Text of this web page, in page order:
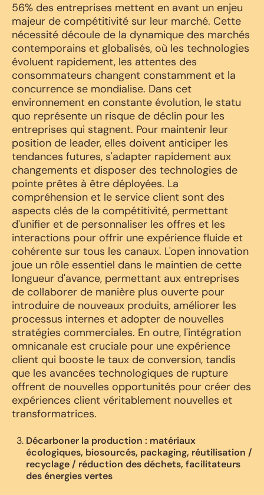
56% des entreprises mettent en avant un enjeu
majeur de compétitivité sur leur marché. Cette
nécessité découle de la dynamique des marchés
contemporains et globalisés, où les technologies
évoluent rapidement, les attentes des
consommateurs changent constamment et la
concurrence se mondialise. Dans cet
environnement en constante évolution, le statu
quo représente un risque de déclin pour les
entreprises qui stagnent. Pour maintenir leur
position de leader, elles doivent anticiper les
tendances futures, s'adapter rapidement aux
changements et disposer des technologies de
pointe prêtes à être déployées. La
compréhension et le service client sont des
aspects clés de la compétitivité, permettant
d'unifier et de personnaliser les offres et les
interactions pour offrir une expérience fluide et
cohérente sur tous les canaux. L'open innovation
joue un rôle essentiel dans le maintien de cette
longueur d'avance, permettant aux entreprises
de collaborer de manière plus ouverte pour
introduire de nouveaux produits, améliorer les
processus internes et adopter de nouvelles
stratégies commerciales. En outre, l'intégration
omnicanale est cruciale pour une expérience
client qui booste le taux de conversion, tandis
que les avancées technologiques de rupture
offrent de nouvelles opportunités pour créer des
expériences client véritablement nouvelles et
transformatrices.
Décarboner la production : matériaux
écologiques, biosourcés, packaging, réutilisation /
recyclage / réduction des déchets, facilitateurs
des énergies vertes